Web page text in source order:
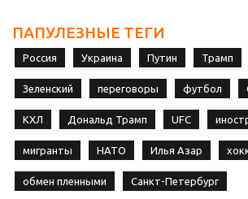
ПАПУЛЕЗНЫЕ ТЕГИ
Россия Украина Путин Трамп
Зеленский переговоры футбол
КХЛ Дональд Трамп UFC
мигранты НАТО Илья Азар
обмен пленными Санкт-Петербург